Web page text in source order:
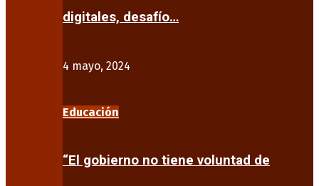
digitales, desafío…
4 mayo, 2024
Educación
“El gobierno no tiene voluntad de